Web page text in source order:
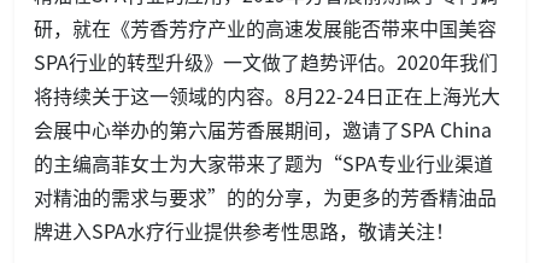
研，就在《芳香芳疗产业的高速发展能否带来中国美容
SPA行业的转型升级》一文做了趋势评估。2020年我们
将持续关于这一领域的内容。8月22-24日正在上海光大
会展中心举办的第六届芳香展期间，邀请了SPA China
的主编高菲女士为大家带来了题为“SPA专业行业渠道
对精油的需求与要求”的的分享，为更多的芳香精油品
牌进入SPA水疗行业提供参考性思路，敬请关注！